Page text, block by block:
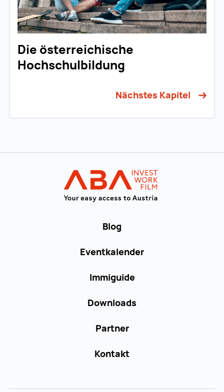
Die österreichische
Hochschulbildung
Nächstes Kapitel
Blog
Eventkalender
Immiguide
Downloads
Partner
Kontakt